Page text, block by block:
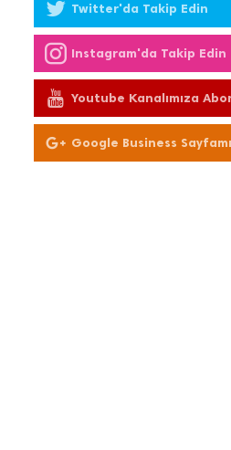
Twitter'da Takip Edin
Instagram'da Takip Edin
Youtube Kanalımıza
Olun
Google Business